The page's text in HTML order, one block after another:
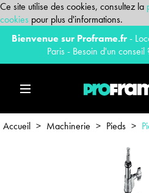
Ce site utilise des cookies, consultez la
cookies pour plus d'informations.
Bienvenue sur Proframe.fr-
Paris - Besoin d'un conseil
Accueil > Machinerie > Pieds >